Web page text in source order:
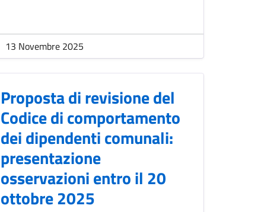
13 Novembre 2025
Proposta di revisione del
Codice di comportamento
dei dipendenti comunali:
presentazione
osservazioni entro il 20
ottobre 2025